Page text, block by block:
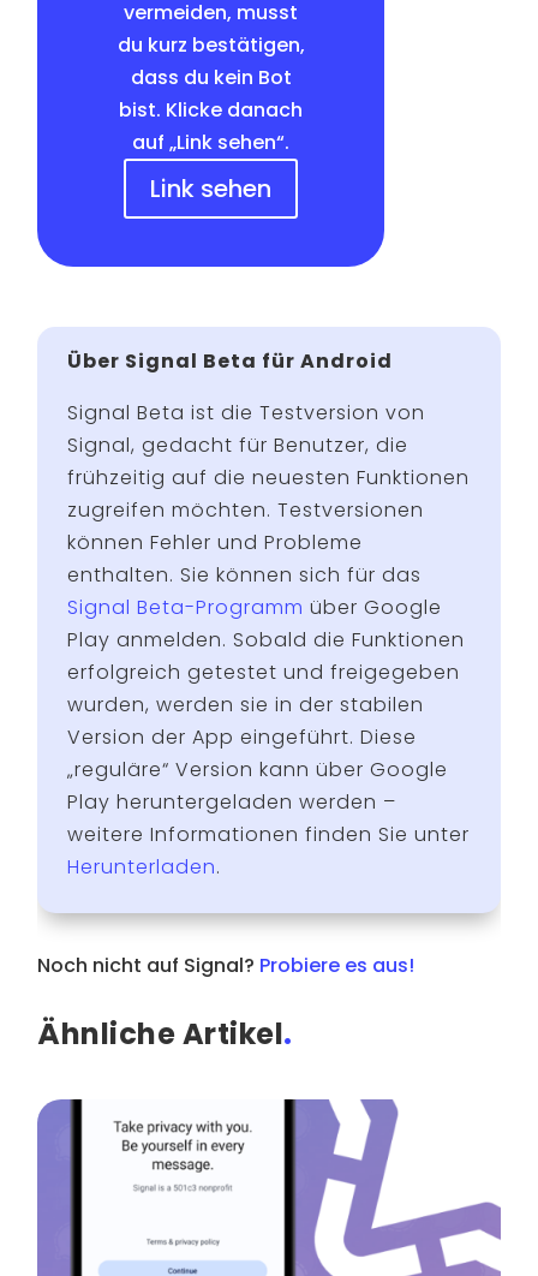
vermeiden, musst
du kurz bestätigen,
dass du kein Bot
bist. Klicke danach
auf „Link sehen“.
Link sehen
Über Signal Beta für Android
Signal Beta ist die Testversion von
Signal, gedacht für Benutzer, die
frühzeitig auf die neuesten Funktionen
zugreifen möchten. Testversionen
können Fehler und Probleme
enthalten. Sie können sich für das
Signal Beta-Programm über Google
Play anmelden. Sobald die Funktionen
erfolgreich getestet und freigegeben
wurden, werden sie in der stabilen
Version der App eingeführt. Diese
„reguläre“ Version kann über Google
Play heruntergeladen werden –
weitere Informationen finden Sie unter
Herunterladen.
Noch nicht auf Signal? Probiere es aus!
Ähnliche Artikel.